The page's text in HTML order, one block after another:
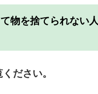
物を捨てられない人
ださい。